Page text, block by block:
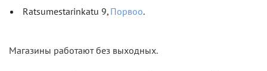
Ratsumestarinkatu 9, Порвоо.
Магазины работают без выходных.